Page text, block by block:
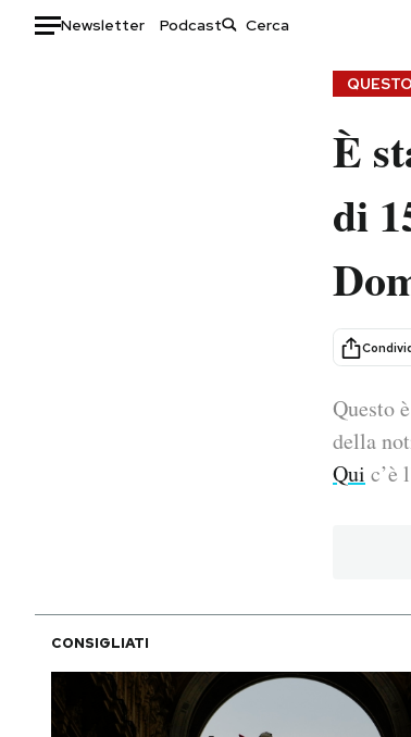
Newsletter Podcast
Storie/Idee
Altrecose
Mondiali calcio
I MIEI PREFERITI
È
di
Questo
della
Qui c’è
CONSIGLIATI